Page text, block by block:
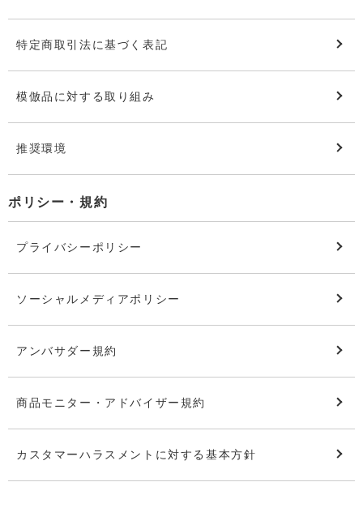
特定商取引法に基づく表記
模倣品に対する取り組み
推奨環境
ポリシー・規約
プライバシーポリシー
ソーシャルメディアポリシー
アンバサダー規約
商品モニター・アドバイザー規約
カスタマーハラスメントに対する基本方針